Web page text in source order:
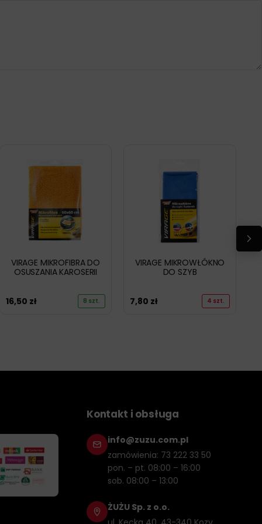
VIRAGE MIKROFIBRA DO
OSUSZANIA KAROSERII
16,50 zł 8 szt.
VIRAGE MIKROWŁÓKNO
DO SZYB
7,80 zł 4 szt.
Kontakt i obsługa
info@zuzu.com.pl
zamówienia: 73 222 33 50
pon. – pt. 08:00 – 16:00
sob. 08:00 – 13:00
ŻUŻU Sp. z o.o.